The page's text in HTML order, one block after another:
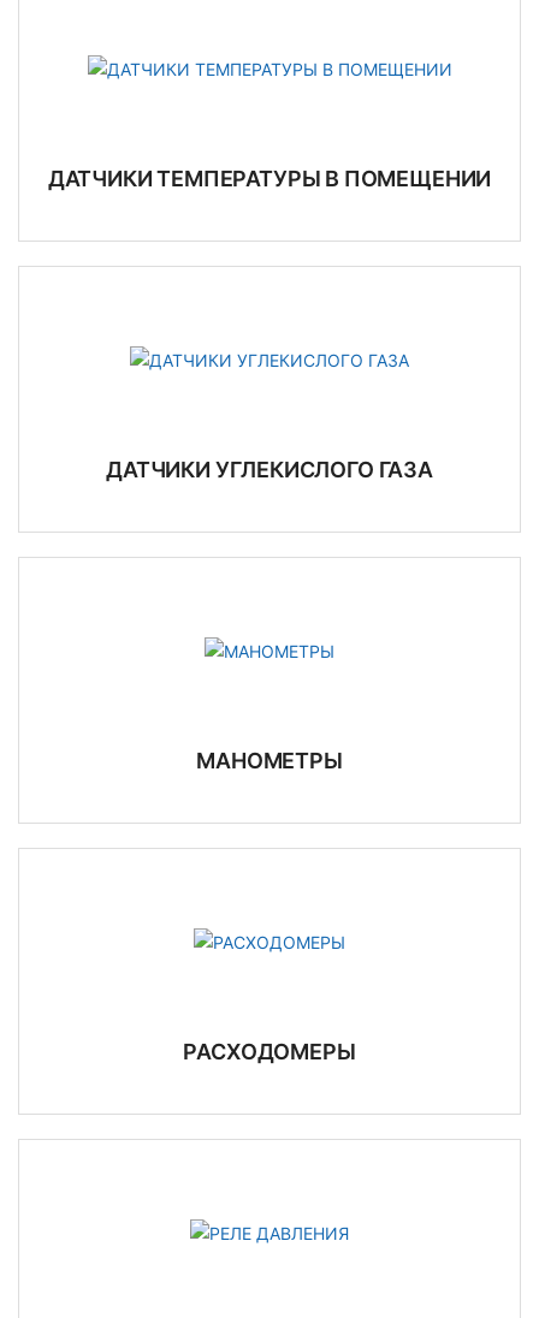
ДАТЧИКИ ТЕМПЕРАТУРЫ В ПОМЕЩЕНИИ
ДАТЧИКИ УГЛЕКИСЛОГО ГАЗА
МАНОМЕТРЫ
РАСХОДОМЕРЫ